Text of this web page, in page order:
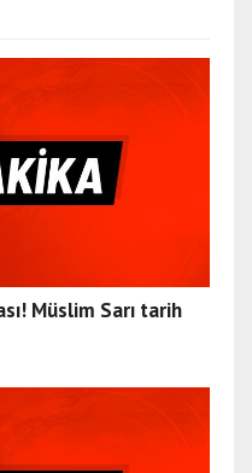
Müslim Sarı tarih